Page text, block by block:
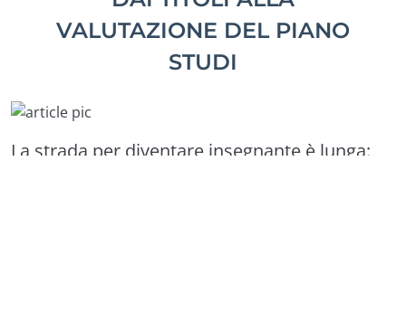
VALUTAZIONE DEL PIANO
STUDI
La strada per diventare insegnante è lunga: